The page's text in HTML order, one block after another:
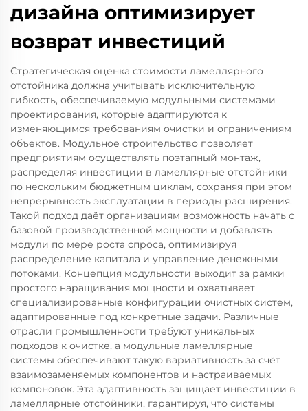
дизайна оптимизирует
возврат инвестиций
Стратегическая оценка стоимости ламеллярного
отстойника должна учитывать исключительную
гибкость, обеспечиваемую модульными системами
проектирования, которые адаптируются к
изменяющимся требованиям очистки и ограничениям
объектов. Модульное строительство позволяет
предприятиям осуществлять поэтапный монтаж,
распределяя инвестиции в ламеллярные отстойники
по нескольким бюджетным циклам, сохраняя при этом
непрерывность эксплуатации в периоды расширения.
Такой подход даёт организациям возможность начать с
базовой производственной мощности и добавлять
модули по мере роста спроса, оптимизируя
распределение капитала и управление денежными
потоками. Концепция модульности выходит за рамки
простого наращивания мощности и охватывает
специализированные конфигурации очистных систем,
адаптированные под конкретные задачи. Различные
отрасли промышленности требуют уникальных
подходов к очистке, а модульные ламеллярные
системы обеспечивают такую вариативность за счёт
взаимозаменяемых компонентов и настраиваемых
компоновок. Эта адаптивность защищает инвестиции в
ламеллярные отстойники, гарантируя, что системы